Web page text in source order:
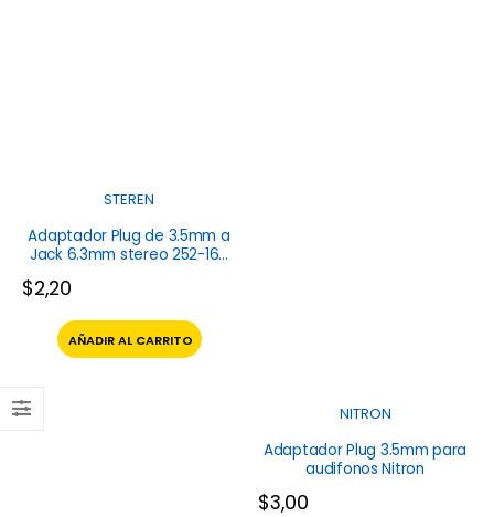
STEREN
Adaptador Plug de 3.5mm a
Jack 6.3mm stereo 252-160
$2,20
AÑADIR AL CARRITO
NITRON
Adaptador Plug 3.5mm para
audifonos Nitron
$3,00